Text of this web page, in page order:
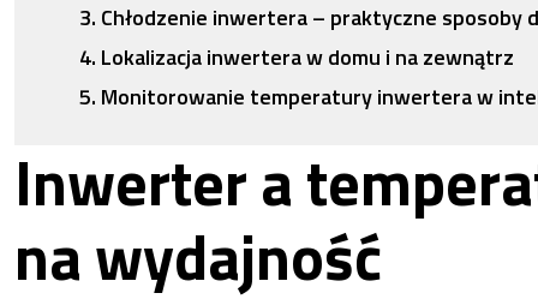
Chłodzenie inwertera – praktyczne sposoby
Lokalizacja inwertera w domu i na zewnątrz
Monitorowanie temperatury inwertera w
Inwerter a
na wydajność